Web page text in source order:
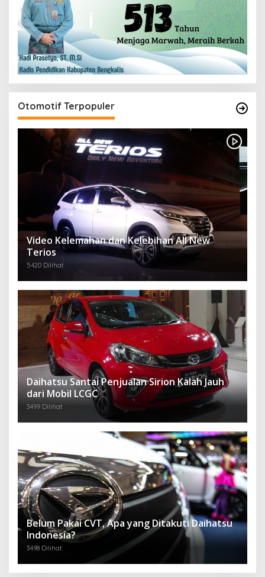
Otomotif Terpopuler
Video Kelemahan dan Kelebihan All New
Terios
5420 Dilihat
Daihatsu Santai Penjualan Sirion Kalah Jauh
dari Mobil LCGC
3499 Dilihat
Belum Pakai CVT, Apa yang Ditakuti Daihatsu
Indonesia?
3498 Dilihat